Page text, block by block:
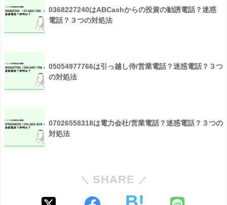
0368227240はABCashからの投資の勧誘電話？迷惑
電話？３つの対処法
05054977766は引っ越し侍/営業電話？迷惑電話？３つ
の対処法
07026558318は電力会社/営業電話？迷惑電話？３つの
対処法
SHARE